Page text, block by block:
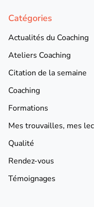
Catégories
Actualités du Coaching
Ateliers Coaching
Citation de la semaine
Coaching
Formations
Mes trouvailles, mes
Qualité
Rendez-vous
Témoignages